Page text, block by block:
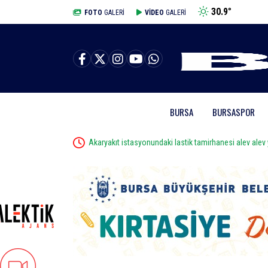
FOTO GALERİ VİDEO GALERİ 30.9°
BURSA BURSASPOR
Yıldırım’da çocuklar sporla büyüyor